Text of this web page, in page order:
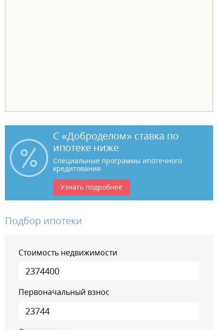
С «Доброделом» ставка по
ипотеке ниже
Специальные программы ипотечного
кредитования
Узнать подробнее
Подбор ипотеки
Стоимость недвижимости
Первоначальный взнос